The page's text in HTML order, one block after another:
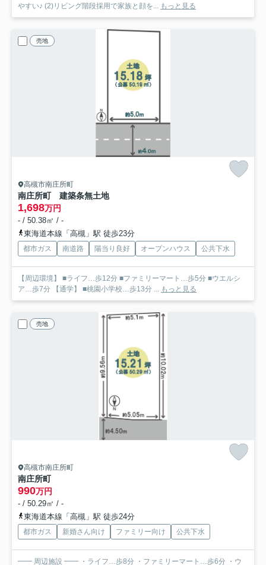
やすい♪ (2)リビング階段採用で家族と顔を... もっと見る
売地
高槻市南庄所町
南庄所町 建築条無土地
1,698万円
- / 50.38㎡ / -
東海道本線「高槻」駅 徒歩23分
都市ガス 南道路 陽当り良好 オープンハウス 公共下水
【周辺環境】 ■ライフ…歩12分 ■ファミリーマート…歩5分 ■ウエルシ
ア…歩7分 【通学】 ■桃園小学校…歩13分 ... もっと見る
売地
高槻市南庄所町
南庄所町
990万円
- / 50.29㎡ / -
東海道本線「高槻」駅 徒歩24分
都市ガス 新婚さん向け ファミリー向け 公共下水
━━ 周辺施設 ━━ ・ライフ…歩8分 ・ファミリーマート…歩6分 ・ウ